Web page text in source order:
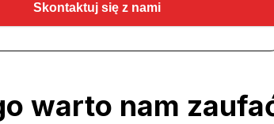
Skontaktuj się z nami
warto nam